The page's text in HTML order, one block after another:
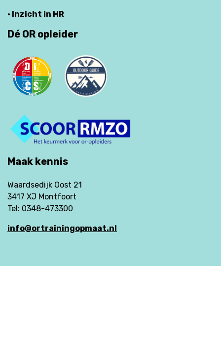
· Inzicht in HR
Dé OR opleider
Maak kennis
Waardsedijk Oost 21
3417 XJ Montfoort
Tel: 0348-473300
info@ortrainingopmaat.nl